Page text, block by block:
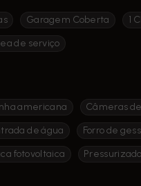
Garagem Coberta 1
de serviço
americana Câmeras
de água Forro de
fotovoltaica